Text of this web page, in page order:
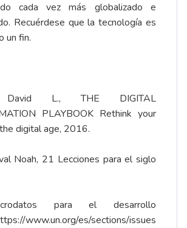
cada vez más globalizado e
Recuérdese que la tecnología es
un fin.
David L., THE DIGITAL
PLAYBOOK Rethink your
digital age, 2016.
Noah, 21 Lecciones para el siglo
para el desarrollo
www.un.org/es/sections/issues